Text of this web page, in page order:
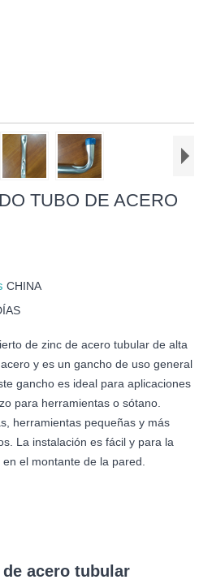
TUBO DE ACERO
CHINA
de zinc de acero tubular de alta
y es un gancho de uso general
gancho es ideal para aplicaciones
para herramientas o sótano.
herramientas pequeñas y más
La instalación es fácil y para la
el montante de la pared.
acero tubular